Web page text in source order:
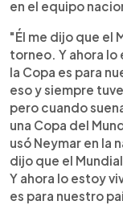
en el equipo
"Él me dijo que el
torneo. Y ahora
la Copa es para
eso y siempre
pero cuando
una Copa del
usó Neymar en la
dijo que el
Y ahora lo estoy
es para nuestro